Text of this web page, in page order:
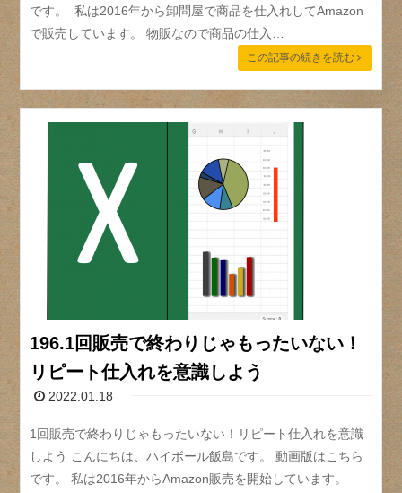
です。 私は2016年から卸問屋で商品を仕入れしてAmazon
で販売しています。 物販なので商品の仕入…
この記事の続きを読む
196.1回販売で終わりじゃもったいない！
リピート仕入れを意識しよう
2022.01.18
1回販売で終わりじゃもったいない！リピート仕入れを意識
しよう こんにちは、ハイボール飯島です。 動画版はこちら
です。 私は2016年からAmazon販売を開始しています。